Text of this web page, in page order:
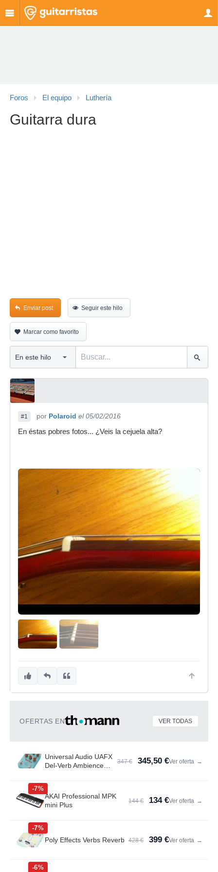
Foros El equipo Luthería
Guitarra dura
Enviar post Seguir este hilo
Marcar como favorito
#1 por Polaroid el 05/02/2016
En éstas pobres fotos... ¿Veis la cejuela alta?
OFERTAS EN VER TODAS
Universal Audio UAFX
Del-Verb Ambience
347 € 345,50 €Ver oferta →
-7%
AKAI Professional MPK
mini Plus
144 € 134 €Ver oferta →
-7%
Poly Effects Verbs Reverb 428 € 399 €Ver oferta →
-6%